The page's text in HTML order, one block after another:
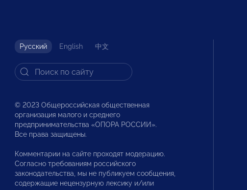
Русский English 中文
© 2023 Общероссийская общественная
организация малого и среднего
предпринимательства «ОПОРА РОССИИ».
Все права защищены.
Комментарии на сайте проходят модерацию.
Согласно требованиям российского
законодательства, мы не публикуем сообщения,
содержащие нецензурную лексику и/или